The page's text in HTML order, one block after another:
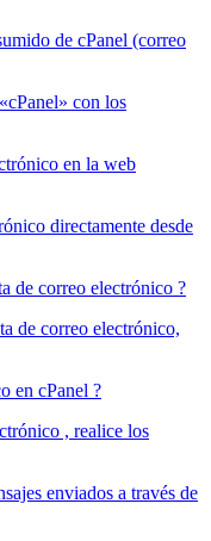
de cPanel (correo
con los
en la web
directamente desde
de correo electrónico ?
de correo electrónico,
en cPanel ?
, realice los
enviados a través de